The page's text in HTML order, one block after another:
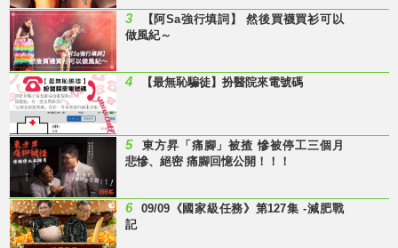
3
【阿Sa強行填詞】 然後買襪買衫可以
做風紀～
4 【最無恥騙徒】扮醫院來電號碼
5
東方昇「痛腳」被揸 慘被停工三個月
悲慘、絕密 痛腳回憶公開！！！
6
09/09《國家級任務》第127集 -減肥戰
記